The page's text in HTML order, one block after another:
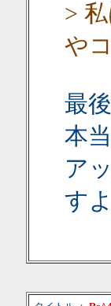
>
や
最
本
ア
す